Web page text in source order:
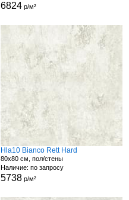
6824 р/м²
Hla10 Bianco Rett Hard
80x80 см, пол/стены
Наличие: по запросу
5738 р/м²